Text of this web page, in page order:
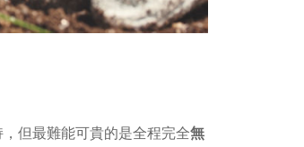
但最難能可貴的是全程完全無